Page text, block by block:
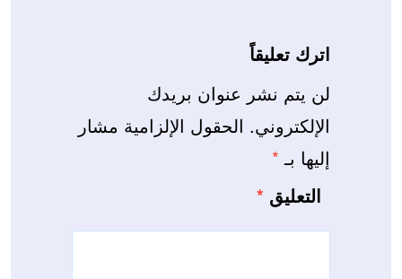
اترك تعليقاً
لن يتم نشر عنوان بريدك
الإلكتروني. الحقول الإلزامية مشار
إليها بـ *
التعليق *